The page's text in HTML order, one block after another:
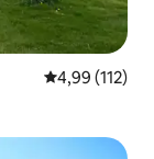
4,99 de uma
4,99 (112)